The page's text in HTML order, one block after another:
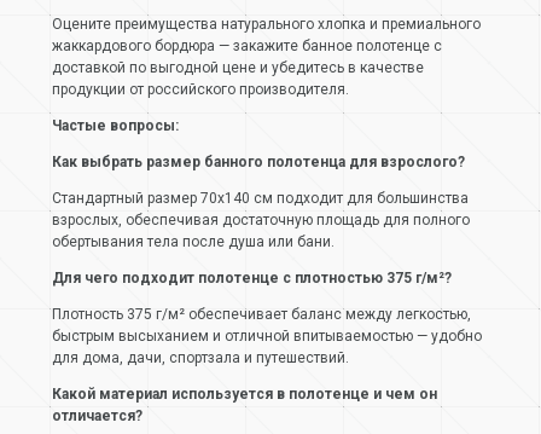
Оцените преимущества натурального хлопка и премиального
жаккардового бордюра — закажите банное полотенце с
доставкой по выгодной цене и убедитесь в качестве
продукции от российского производителя.
Частые вопросы:
Как выбрать размер банного полотенца для взрослого?
Стандартный размер 70х140 см подходит для большинства
взрослых, обеспечивая достаточную площадь для полного
обертывания тела после душа или бани.
Для чего подходит полотенце с плотностью 375 г/м²?
Плотность 375 г/м² обеспечивает баланс между легкостью,
быстрым высыханием и отличной впитываемостью — удобно
для дома, дачи, спортзала и путешествий.
Какой материал используется в полотенце и чем он
отличается?